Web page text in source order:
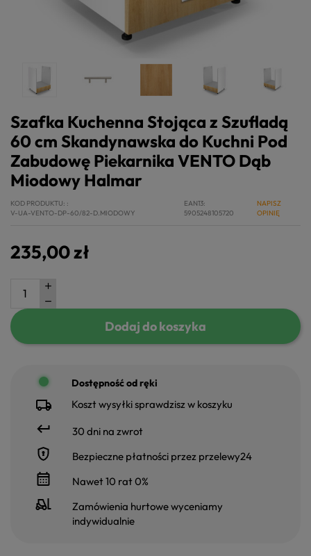
Szafka Kuchenna Stojąca z Szufladą
60 cm Skandynawska do Kuchni Pod
Zabudowę Piekarnika VENTO Dąb
Miodowy Halmar
KOD PRODUKTU:
V-UA-VENTO-DP-60/82-D.MIODOWY
EAN13
5905248105720
NAPISZ
OPINIĘ
235,00 zł
Dodaj do koszyka
Dostępność od ręki
Koszt wysyłki sprawdzisz w koszyku
30 dni na zwrot
Bezpieczne płatności przez przelewy24
Nawet 10 rat 0%
Zamówienia hurtowe wyceniamy
indywidualnie